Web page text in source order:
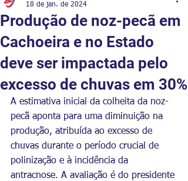
Produção de noz-pecã em
Cachoeira e no Estado
deve ser impactada pelo
excesso de chuvas em 30%
18 de jan. de 2024
A estimativa inicial da colheita da noz-
pecã aponta para uma diminuição na
produção, atribuída ao excesso de
chuvas durante o período crucial de
polinização e à incidência da
antracnose. A avaliação é do presidente